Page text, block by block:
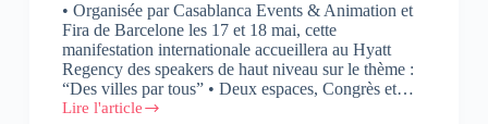
• Organisée par Casablanca Events & Animation et
Fira de Barcelone les 17 et 18 mai, cette
manifestation internationale accueillera au Hyatt
Regency des speakers de haut niveau sur le thème :
“Des villes par tous” • Deux espaces, Congrès et…
Lire l'article
2ème